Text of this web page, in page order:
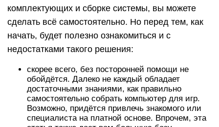
комплектующих и сборке системы, вы можете
сделать всё самостоятельно. Но перед тем, как
начать, будет полезно ознакомиться и с
недостатками такого решения:
скорее всего, без посторонней помощи не
обойдётся. Далеко не каждый обладает
достаточными знаниями, как правильно
самостоятельно собрать компьютер для игр.
Возможно, придётся привлечь знакомого или
специалиста на платной основе. Впрочем, эта